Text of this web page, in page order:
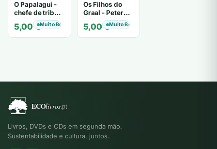
O Papalagui -
chefe de tribo
de tiavéa
5,00€Muito Bom
Os Filhos do
Graal - Peter
Berling
5,00€Muito Bom
Livros, DVDs e CDs em segunda mão.
Sustentabilidade e cultura, juntos.